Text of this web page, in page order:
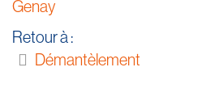
Retour à :
Démantèlement